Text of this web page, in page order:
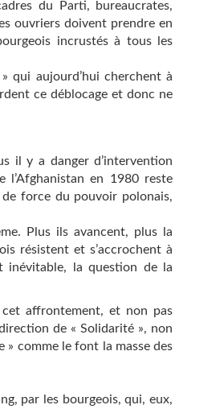
du Parti, bureaucrates,
ouvriers doivent prendre en
incrustés à tous les
qui aujourd’hui cherchent à
ce déblocage et donc ne
il y a danger d’intervention
l’Afghanistan en 1980 reste
force du pouvoir polonais,
Plus ils avancent, plus la
résistent et s’accrochent à
inévitable, la question de la
cet affrontement, et non pas
de « Solidarité », non
» comme le font la masse des
par les bourgeois, qui, eux,